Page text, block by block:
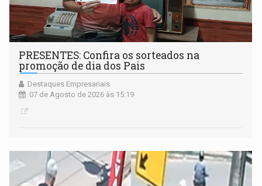
PRESENTES: Confira os sorteados na
promoção de dia dos Pais
Destaques Empresariais
07 de Agosto de 2026 às 15:19